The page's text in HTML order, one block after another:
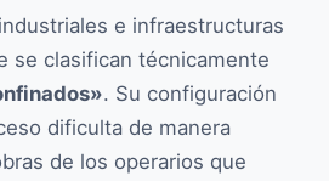
e infraestructuras
se clasifican técnicamente
. Su configuración
dificulta de manera
de los operarios que